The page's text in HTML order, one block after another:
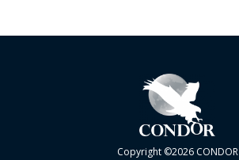
Copyright ©2026 CONDOR